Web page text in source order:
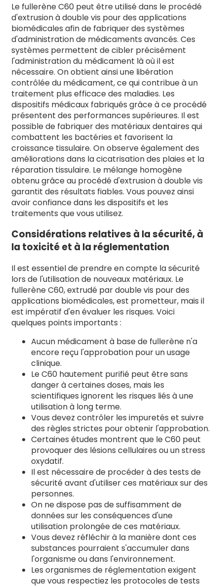
Le fullerène C60 peut être utilisé dans le procédé
d'extrusion à double vis pour des applications
biomédicales afin de fabriquer des systèmes
d'administration de médicaments avancés. Ces
systèmes permettent de cibler précisément
l'administration du médicament là où il est
nécessaire. On obtient ainsi une libération
contrôlée du médicament, ce qui contribue à un
traitement plus efficace des maladies. Les
dispositifs médicaux fabriqués grâce à ce procédé
présentent des performances supérieures. Il est
possible de fabriquer des matériaux dentaires qui
combattent les bactéries et favorisent la
croissance tissulaire. On observe également des
améliorations dans la cicatrisation des plaies et la
réparation tissulaire. Le mélange homogène
obtenu grâce au procédé d'extrusion à double vis
garantit des résultats fiables. Vous pouvez ainsi
avoir confiance dans les dispositifs et les
traitements que vous utilisez.
Considérations relatives à la sécurité, à
la toxicité et à la réglementation
Il est essentiel de prendre en compte la sécurité
lors de l'utilisation de nouveaux matériaux. Le
fullerène C60, extrudé par double vis pour des
applications biomédicales, est prometteur, mais il
est impératif d'en évaluer les risques. Voici
quelques points importants :
Aucun médicament à base de fullerène n'a
encore reçu l'approbation pour un usage
clinique.
Le C60 hautement purifié peut être sans
danger à certaines doses, mais les
scientifiques ignorent les risques liés à une
utilisation à long terme.
Vous devez contrôler les impuretés et suivre
des règles strictes pour obtenir l'approbation.
Certaines études montrent que le C60 peut
provoquer des lésions cellulaires ou un stress
oxydatif.
Il est nécessaire de procéder à des tests de
sécurité avant d'utiliser ces matériaux sur des
personnes.
On ne dispose pas de suffisamment de
données sur les conséquences d'une
utilisation prolongée de ces matériaux.
Vous devez réfléchir à la manière dont ces
substances pourraient s'accumuler dans
l'organisme ou dans l'environnement.
Les organismes de réglementation exigent
que vous respectiez les protocoles de tests